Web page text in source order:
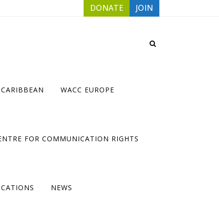
DONATE JOIN
WACC EUROPE
FOR COMMUNICATION RIGHTS
NEWS